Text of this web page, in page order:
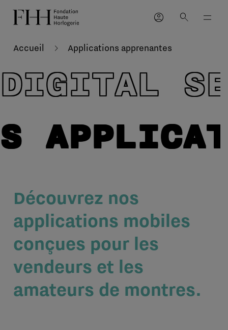
account_circle search
Accueil Applications apprenantes
DIGITAL
Découvrez nos
applications mobiles
conçues pour les
vendeurs et les
amateurs de montres.